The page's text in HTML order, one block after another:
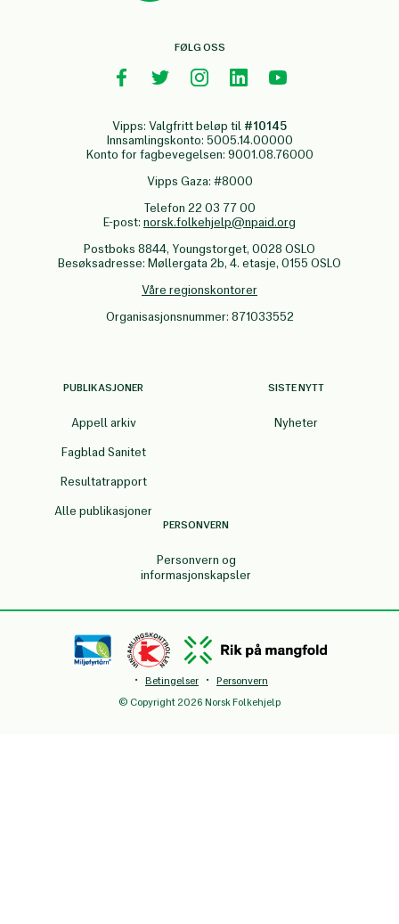
FØLG OSS
Vipps: Valgfritt beløp til #10145
Innsamlingskonto: 5005.14.00000
Konto for fagbevegelsen: 9001.08.76000
Vipps Gaza: #8000
Telefon 22 03 77 00
E-post: norsk.folkehjelp@npaid.org
Postboks 8844, Youngstorget, 0028 OSLO
Besøksadresse: Møllergata 2b, 4. etasje, 0155 OSLO
Våre regionskontorer
Organisasjonsnummer: 871033552
PUBLIKASJONER
Appell arkiv
Fagblad Sanitet
Resultatrapport
Alle publikasjoner
SISTE NYTT
Nyheter
PERSONVERN
Personvern og
informasjonskapsler
© Copyright 2026 Norsk Folkehjelp
· Betingelser · Personvern